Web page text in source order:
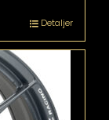
Detaljer